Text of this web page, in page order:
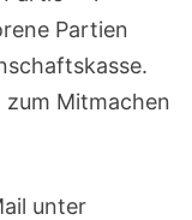
Partien
zum Mitmachen
unter